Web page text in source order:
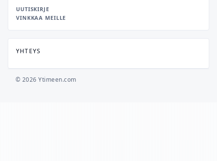
UUTISKIRJE
VINKKAA MEILLE
YHTEYS
© 2026 Ytimeen.com